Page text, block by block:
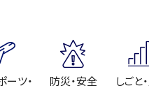
ーツ・
防災・安全 しごと